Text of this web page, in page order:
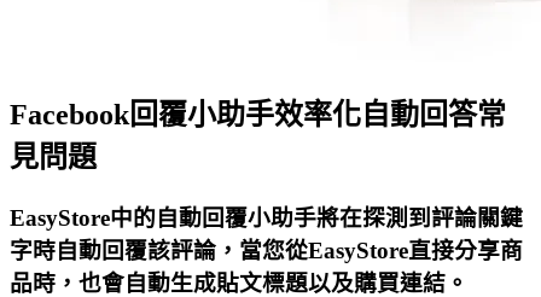
Facebook回覆小助手效率化自動回答常
見問題
EasyStore中的自動回覆小助手將在探測到評論關鍵
字時自動回覆該評論，當您從EasyStore直接分享商
品時，也會自動生成貼文標題以及購買連結。